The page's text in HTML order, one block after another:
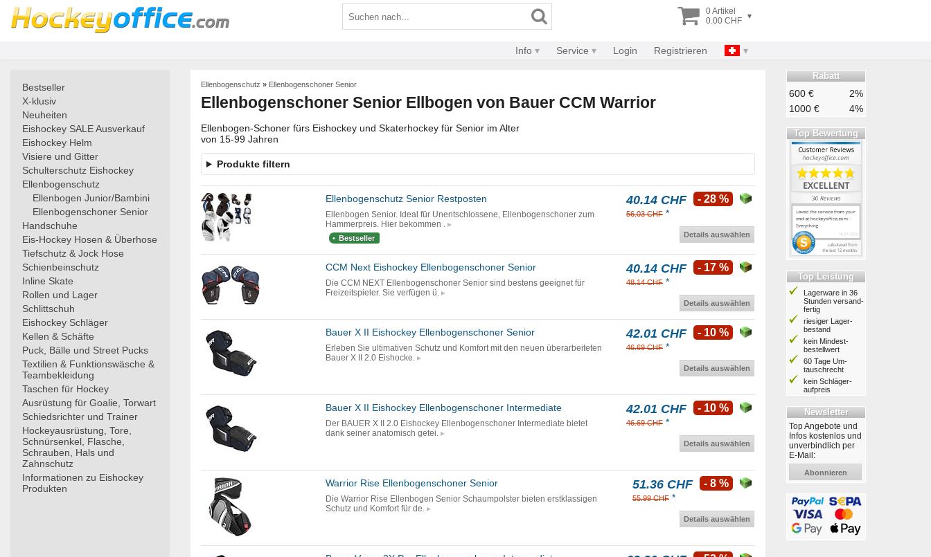
0 Artikel
0.00 CHF ▾
Info Service Login Registrieren
Bestseller
X-klusiv
Neuheiten
Eishockey SALE Ausverkauf
Eishockey Helm
Visiere und Gitter
Schulterschutz Eishockey
Ellenbogenschutz
Ellenbogen Junior/Bambini
Ellenbogenschoner Senior
Handschuhe
Eis-Hockey Hosen & Überhose
Tiefschutz & Jock Hose
Schienbeinschutz
Inline Skate
Rollen und Lager
Schlittschuh
Eishockey Schläger
Kellen & Schäfte
Puck, Bälle und Street Pucks
Textilien & Funktionswäsche &
Teambekleidung
Taschen für Hockey
Ausrüstung für Goalie, Torwart
Schiedsrichter und Trainer
Hockeyausrüstung, Tore,
Schnürsenkel, Flasche,
Schrauben, Hals und
Zahnschutz
Informationen zu Eishockey
Produkten
Ellenbogenschutz » Ellenbogenschoner Senior
Ellenbogenschoner Senior Ellbogen von Bauer CCM Warrior
Ellenbogen-Schoner fürs Eishockey und Skaterhockey für Senior im Alter
von 15-99 Jahren
Produkte filtern
Ellenbogenschutz Senior Restposten
Ellenbogen Senior. Ideal für Unentschlossene, Ellenbogenschoner zum
Hammerpreis. Hier bekommen .
Bestseller
40.14 CHF
56.03 CHF *
- 28 %
Details auswählen
CCM Next Eishockey Ellenbogenschoner Senior
Die CCM NEXT Ellenbogenschoner Senior sind bestens geeignet für
Freizeitspieler. Sie verfügen ü.
40.14 CHF
48.14 CHF *
- 17 %
Details auswählen
Bauer X II Eishockey Ellenbogenschoner Senior
Erleben Sie ultimativen Schutz und Komfort mit den neuen überarbeiteten
Bauer X II 2.0 Eishocke.
42.01 CHF
46.69 CHF *
- 10 %
Details auswählen
Bauer X II Eishockey Ellenbogenschoner Intermediate
Der BAUER X II 2.0 Eishockey Ellenbogenschoner Intermediate bietet
dank seiner anatomisch getei.
42.01 CHF
46.69 CHF *
- 10 %
Details auswählen
Warrior Rise Ellenbogenschoner Senior
Die Warrior Rise Ellenbogen Senior Schaumpolster bieten erstklassigen
Schutz und Komfort für de.
51.36 CHF
55.99 CHF *
- 8 %
Details auswählen
Rabatt
600 €
2%
1000 €
4%
Top Bewertung
Top Leistung
Lagerware in 36
Stunden ver­sand­
fertig
riesiger Lager­
bestand
kein Mindest­
bestell­wert
60 Tage Um­
tausch­recht
kein Schläger­
aufpreis
Newsletter
Top Angebote und
Infos kostenlos und
unverbindlich per
E-Mail:
Abonnieren